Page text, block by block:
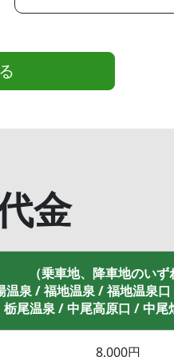
金
（乗車地、降車地のいず
温泉 / 福地温泉 / 福地温泉
栃尾温泉 / 中尾高原口 / 中尾
8,000円